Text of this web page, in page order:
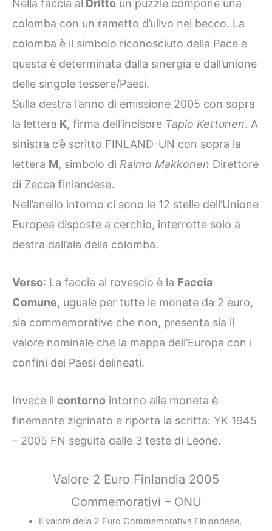
Nella faccia al Dritto un puzzle compone una
colomba con un rametto d’ulivo nel becco. La
colomba è il simbolo riconosciuto della Pace e
questa è determinata dalla sinergia e dall’unione
delle singole tessere/Paesi.
Sulla destra l’anno di emissione 2005 con sopra
la lettera K, firma dell’incisore Tapio Kettunen. A
sinistra c’è scritto FINLAND-UN con sopra la
lettera M, simbolo di Raimo Makkonen Direttore
di Zecca finlandese.
Nell’anello intorno ci sono le 12 stelle dell’Unione
Europea disposte a cerchio, interrotte solo a
destra dall’ala della colomba.
Verso: La faccia al rovescio è la Faccia
Comune, uguale per tutte le monete da 2 euro,
sia commemorative che non, presenta sia il
valore nominale che la mappa dell’Europa con i
confini dei Paesi delineati.
Invece il contorno intorno alla moneta è
finemente zigrinato e riporta la scritta: YK 1945
– 2005 FN seguita dalle 3 teste di Leone.
Valore 2 Euro Finlandia 2005
Commemorativi – ONU
Il valore della 2 Euro Commemorativa Finlandese,